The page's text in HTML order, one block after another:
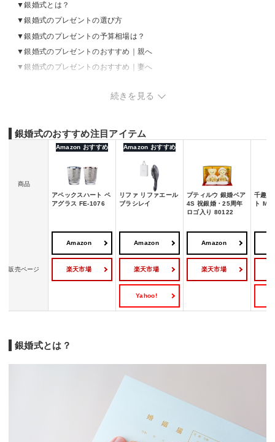
銀婚式とは？
銀婚式のプレゼントの選び方
銀婚式のプレゼントの予算相場は？
銀婚式のプレゼントのおすすめ｜親へ
銀婚式のプレゼントのおすすめ｜妻へ
銀婚式のプレゼントを渡す際のマナー
続きを見る
銀婚式のおすすめ注目アイテム
商品
Amazon おすすめ
アペックスハート ペ
アグラス FE-1076
Amazon おすすめ
リファ リファエール
ブラシレイ
プティルウ 銀婚ベア
4S 祝銀婚・25周年
ロゴ入り 80122
千趣会
ト
販売ページ
Amazon
楽天市場
Amazon
楽天市場
Yahoo!
Amazon
楽天市場
銀婚式とは？